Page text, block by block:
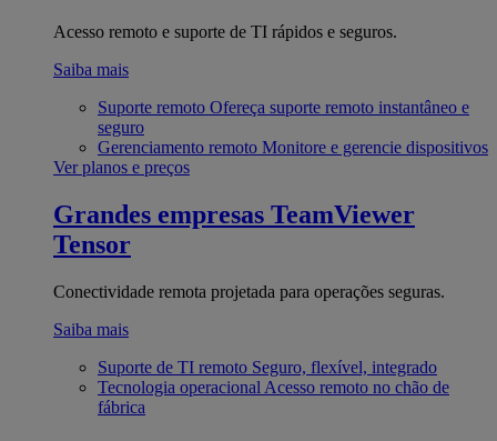
Acesso remoto e suporte de TI rápidos e seguros.
Saiba mais
Suporte remoto Ofereça suporte remoto instantâneo e
seguro
Gerenciamento remoto Monitore e gerencie dispositivos
Ver planos e preços
Grandes empresas TeamViewer
Tensor
Conectividade remota projetada para operações seguras.
Saiba mais
Suporte de TI remoto Seguro, flexível, integrado
Tecnologia operacional Acesso remoto no chão de
fábrica